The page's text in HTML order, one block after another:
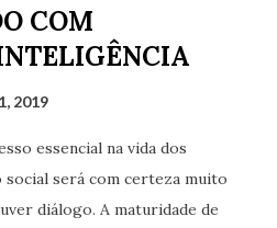
COM
2019
essencial na vida dos
social será com certeza muito
diálogo. A maturidade de